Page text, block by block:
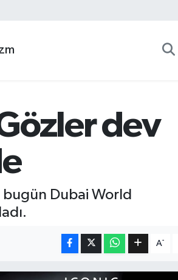
dev
bugün Dubai World
A-